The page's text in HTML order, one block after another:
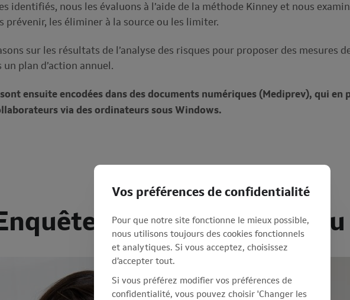
identifiés, nous les évaluons à l’aide de la méthode Kinney et nous
prévenir, les éliminer à la source ou les limiter.
sur les résultats de l’analyse des risques pour proposer des mesures
un plan d’action annuel.
ensuite encodées dans des documents numériques (Mediprev), qui
via des ordinateurs sous Windows.
sur les accidents
Vos préférences de confidentialité
Pour que notre site fonctionne le mieux possible,
nous utilisons toujours des cookies fonctionnels
et analytiques. Si vous acceptez, choisissez
d’accepter tout.
Si vous préférez modifier vos préférences de
confidentialité, vous pouvez choisir 'Changer les